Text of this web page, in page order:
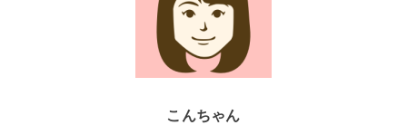
こんちゃん